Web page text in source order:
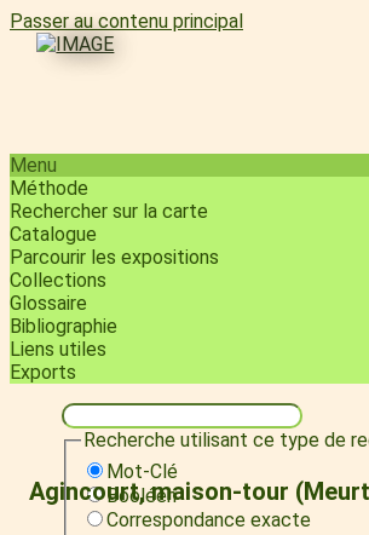
Passer au contenu principal
Menu
Méthode
Rechercher sur la carte
Catalogue
Parcourir les expositions
Collections
Glossaire
Bibliographie
Liens utiles
Exports
Recherche utilisant ce type de
Mot-Clé
Booléen
Correspondance exacte
Agincourt, maison-tour